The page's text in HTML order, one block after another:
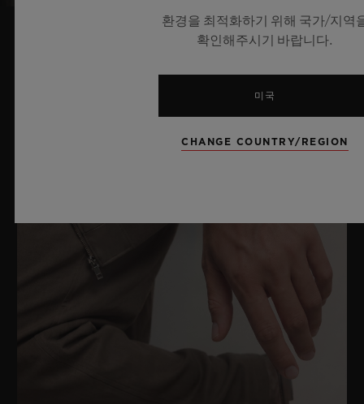
환경을 최적화하기 위해 국가/지역
확인해주시기 바랍니다.
미국
CHANGE COUNTRY/REGION